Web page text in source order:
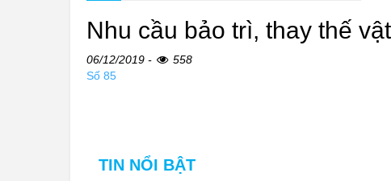
Nhu cầu bảo trì, thay thế
06/12/2019 -
558
Số 85
TIN NỔI BẬT